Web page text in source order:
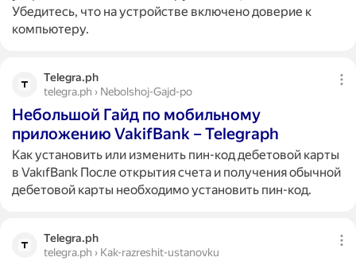
Убедитесь, что на устройстве включено доверие к
компьютеру.
Telegra.ph
telegra.ph › Nebolshoj-Gajd-po
Небольшой Гайд по мобильному
приложению VakifBank – Telegraph
Как установить или изменить пин-код дебетовой карты
в VakıfBank После открытия счета и получения обычной
дебетовой карты необходимо установить пин-код.
Telegra.ph
telegra.ph › Kak-razreshit-ustanovku